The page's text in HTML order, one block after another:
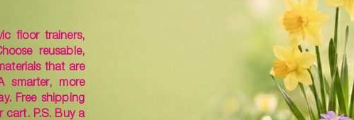
floor trainers,
reusable,
that are
more
Free shipping
cart. P.S. Buy a